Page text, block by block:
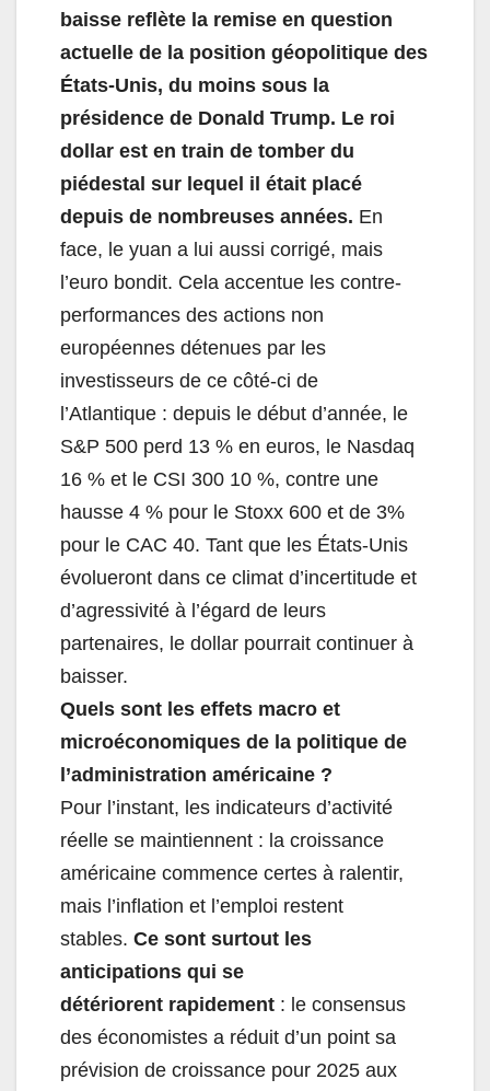
baisse reflète la remise en question
actuelle de la position géopolitique des
États-Unis, du moins sous la
présidence de Donald Trump. Le roi
dollar est en train de tomber du
piédestal sur lequel il était placé
depuis de nombreuses années. En
face, le yuan a lui aussi corrigé, mais
l’euro bondit. Cela accentue les contre-
performances des actions non
européennes détenues par les
investisseurs de ce côté-ci de
l’Atlantique : depuis le début d’année, le
S&P 500 perd 13 % en euros, le Nasdaq
16 % et le CSI 300 10 %, contre une
hausse 4 % pour le Stoxx 600 et de 3%
pour le CAC 40. Tant que les États-Unis
évolueront dans ce climat d’incertitude et
d’agressivité à l’égard de leurs
partenaires, le dollar pourrait continuer à
baisser.
Quels sont les effets macro et
microéconomiques de la politique de
l’administration américaine ?
Pour l’instant, les indicateurs d’activité
réelle se maintiennent : la croissance
américaine commence certes à ralentir,
mais l’inflation et l’emploi restent
stables. Ce sont surtout les
anticipations qui se
détériorent rapidement : le consensus
des économistes a réduit d’un point sa
prévision de croissance pour 2025 aux